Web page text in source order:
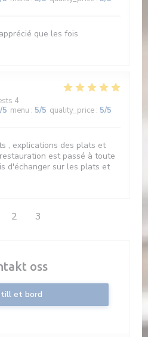
que les fois
4
/5 menu : 5/5 quality_price : 5/5
, explications des plats et
est passé à toute
d'échanger sur les plats et
2 3
oss
et bord